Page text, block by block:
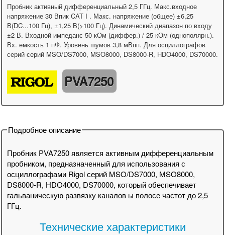
Пробник активный дифференциальный 2,5 ГГц. Макс.входное
напряжение 30 Впик CAT I . Макс. напряжение (общее) ±6,25
В(DC...100 Гц), ±1,25 В(>100 Гц). Динамический диапазон по входу
±2 В. Входной импеданс 50 кОм (диффер.) / 25 кОм (однополярн.).
Вх. емкость 1 пФ. Уровень шумов 3,8 мВпп. Для осциллографов
серий серий MSO/DS7000, MSO8000, DS8000-R, HDO4000, DS70000.
PVA7250
Подробное описание
Пробник PVA7250 является активным дифференциальным
пробником, предназначенный для использования с
осциллографами Rigol серий MSO/DS7000, MSO8000,
DS8000-R, HDO4000, DS70000, который обеспечивает
гальваническую развязку каналов ы полосе частот до 2,5
ГГц.
Технические характеристики